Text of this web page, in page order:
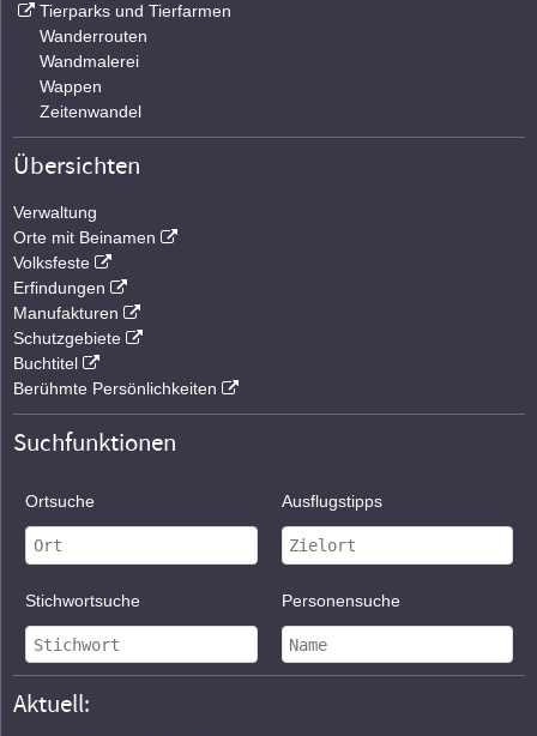
Tierparks und Tierfarmen
Wanderrouten
Wandmalerei
Wappen
Zeitenwandel
Übersichten
Verwaltung
Orte mit Beinamen
Volksfeste
Erfindungen
Manufakturen
Schutzgebiete
Buchtitel
Berühmte Persönlichkeiten
Suchfunktionen
Ortsuche Ausflugstipps
Stichwortsuche Personensuche
Aktuell: